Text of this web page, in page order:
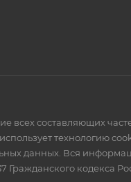
всех составляющих
технологию
данных. Вся
Гражданского кодекса